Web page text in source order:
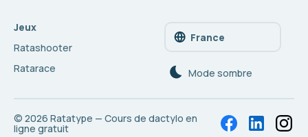
Jeux
Ratashooter
Ratarace
France
Mode sombre
© 2026 Ratatype — Cours de dactylo en
ligne gratuit